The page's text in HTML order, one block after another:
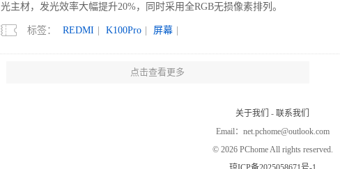
光主材，发光效率大幅提升20%，同时采用全RGB无损像素排列。
标签： REDMI K100Pro 屏幕
国内电视销量下滑但均价走高 大屏与Mini
2026年上半年，中国电视市场（不含激光电视）的全渠道零售量为1198万台，
点击查看更多
关于我们 - 联系我们
Email：net.pchome@outlook.com
© 2026 PChome All rights reserved.